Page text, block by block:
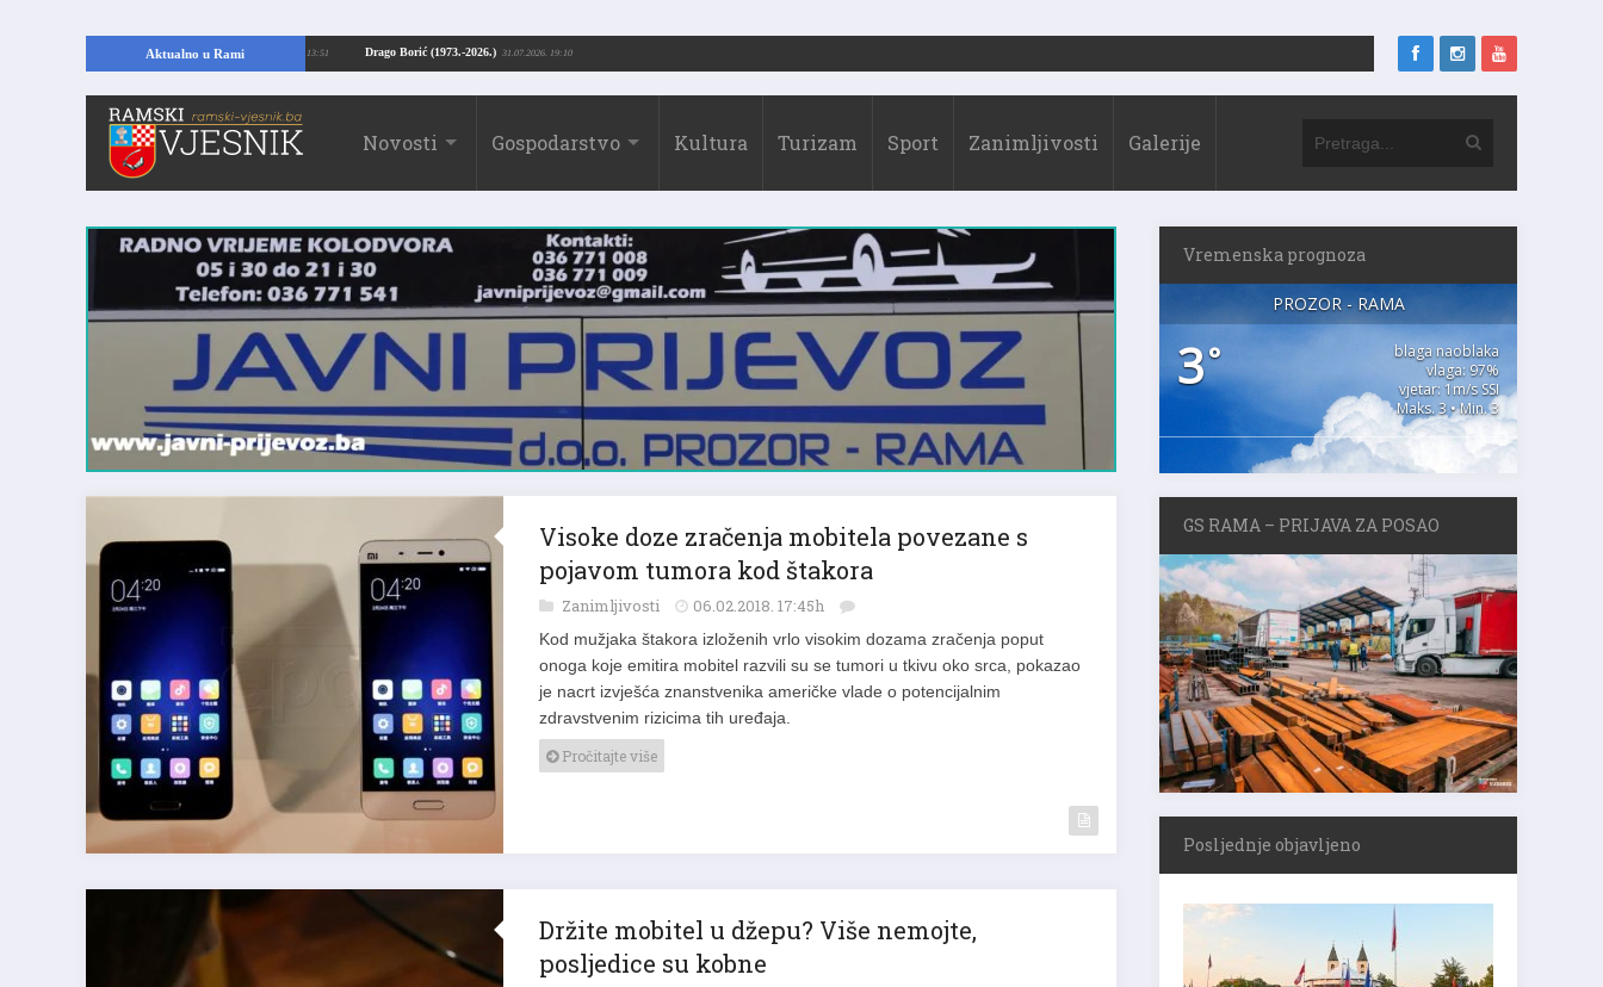
Aktualno u Rami Drago Borić (1973.-2026.)
temelje kuće, pronašao vrijedne arheološke ostatke 24.07.2026. 13:51
Novosti Gospodarstvo Kultura Turizam Sport Zanimljivosti Galerije
Visoke doze zračenja mobitela povezane s
pojavom tumora kod štakora
onoga koje emitira mobitel razvili su se tumori u tkivu oko srca, pokazao
je nacrt izvješća znanstvenika američke vlade o potencijalnim
zdravstvenim rizicima tih uređaja.
Pročitajte više
Držite mobitel u džepu? Više nemojte,
posljedice su kobne
Vremenska prognoza
PROZOR - RAMA
3°
blaga naoblaka
vlaga: 97%
vjetar: 1m/s SSI
Maks. 3 • Min. 3
GS RAMA – PRIJAVA ZA POSAO
Posljednje objavljeno